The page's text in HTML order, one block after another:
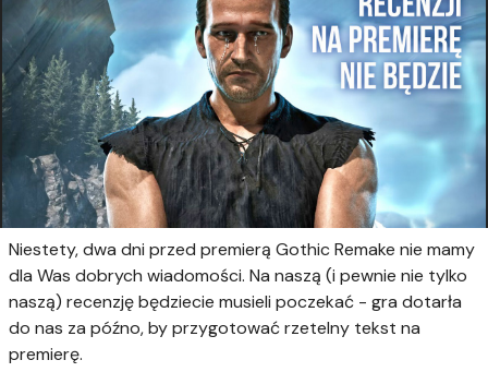
Niestety, dwa dni przed premierą Gothic Remake nie mamy
dla Was dobrych wiadomości. Na naszą (i pewnie nie tylko
naszą) recenzję będziecie musieli poczekać - gra dotarła
do nas za późno, by przygotować rzetelny tekst na
premierę.